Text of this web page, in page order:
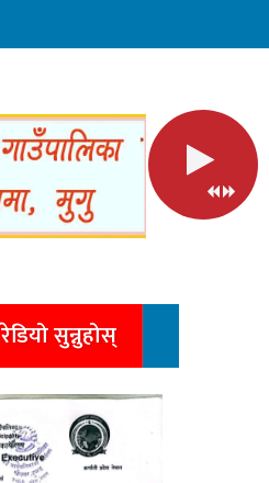
रेडियो सुन्नुहोस्